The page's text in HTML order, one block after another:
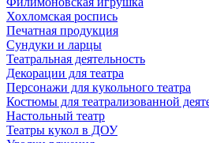
Хохломская роспись
Печатная продукция
Сундуки и ларцы
Театральная деятельность
Декорации для театра
Персонажи для кукольного театра
Костюмы для театрализованной
Настольный театр
Театры кукол в ДОУ